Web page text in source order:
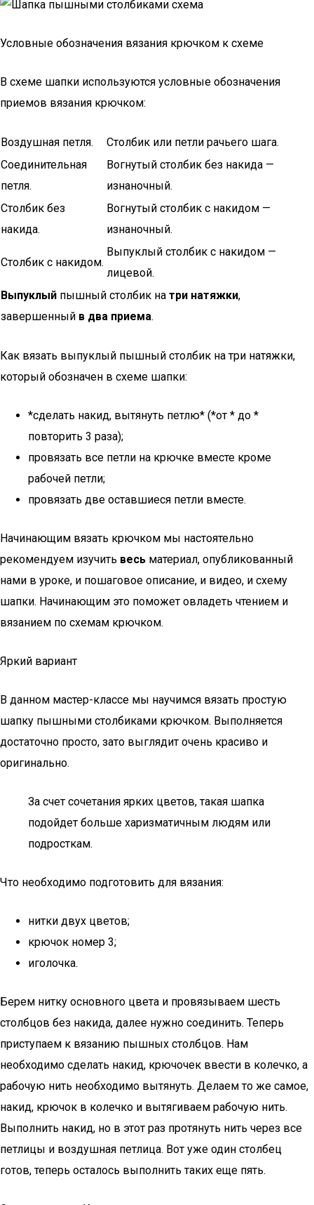
Условные обозначения вязания крючком к схеме
В схеме шапки используются условные обозначения
приемов вязания крючком:
Воздушная петля.
Столбик или петли рачьего шага.
Соединительная
петля.
Вогнутый столбик без накида —
изнаночный.
Столбик без
накида.
Вогнутый столбик с накидом —
изнаночный.
Столбик с накидом.
Выпуклый столбик с накидом —
лицевой.
Выпуклый пышный столбик на три натяжки,
завершенный в два приема.
Как вязать выпуклый пышный столбик на три натяжки,
который обозначен в схеме шапки:
*сделать накид, вытянуть петлю* (*от * до *
повторить 3 раза);
провязать все петли на крючке вместе кроме
рабочей петли;
провязать две оставшиеся петли вместе.
Начинающим вязать крючком мы настоятельно
рекомендуем изучить весь материал, опубликованный
нами в уроке, и пошаговое описание, и видео, и схему
шапки. Начинающим это поможет овладеть чтением и
вязанием по схемам крючком.
Яркий вариант
В данном мастер-классе мы научимся вязать простую
шапку пышными столбиками крючком. Выполняется
достаточно просто, зато выглядит очень красиво и
оригинально.
За счет сочетания ярких цветов, такая шапка
подойдет больше харизматичным людям или
подросткам.
Что необходимо подготовить для вязания:
нитки двух цветов;
крючок номер 3;
иголочка.
Берем нитку основного цвета и провязываем шесть
столбцов без накида, далее нужно соединить. Теперь
приступаем к вязанию пышных столбцов. Нам
необходимо сделать накид, крючочек ввести в колечко, а
рабочую нить необходимо вытянуть. Делаем то же самое,
накид, крючок в колечко и вытягиваем рабочую нить.
Выполнить накид, но в этот раз протянуть нить через все
петлицы и воздушная петлица. Вот уже один столбец
готов, теперь осталось выполнить таких еще пять.